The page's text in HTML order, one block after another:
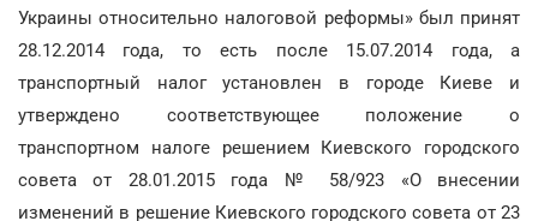
Украины относительно налоговой реформы» был принят
28.12.2014 года, то есть после 15.07.2014 года, а
транспортный налог установлен в городе Киеве и
утверждено соответствующее положение о
транспортном налоге решением Киевского городского
совета от 28.01.2015 года № 58/923 «О внесении
изменений в решение Киевского городского совета от 23